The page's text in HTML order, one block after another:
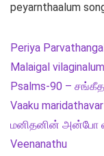
peyarnthaalum
Periya
Malaigal
Psalms-90 –
Vaaku
மனிதனின் அன்போ
Veenanathu